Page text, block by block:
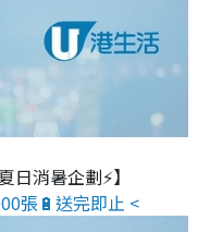
日消暑企劃⚡】
張🔋送完即止 <